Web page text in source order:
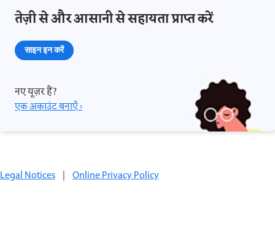
तेज़ी से और आसानी से सहायता प्राप्त करें
साइन इन करें
नए यूज़र हैं?
एक अकाउंट बनाएँ ›
Legal Notices | Online Privacy Policy